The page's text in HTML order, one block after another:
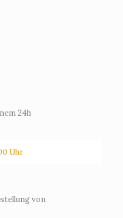
24h
Uhr
von